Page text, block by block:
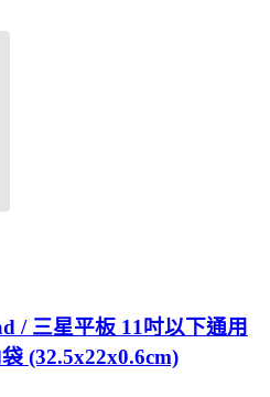
/ 三星平板 11吋以下通用
(32.5x22x0.6cm)